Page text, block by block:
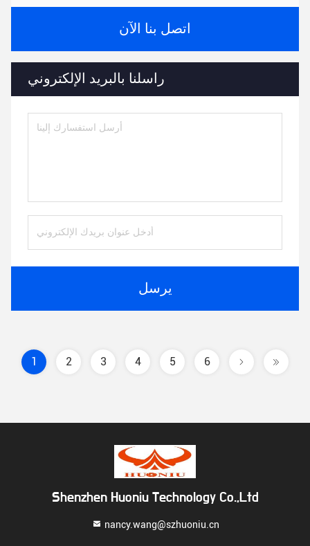
اتصل بنا الآن
راسلنا بالبريد الإلكتروني
يرسل
1 2 3 4 5 6
Shenzhen Huoniu Technology Co.,Ltd
nancy.wang@szhuoniu.cn